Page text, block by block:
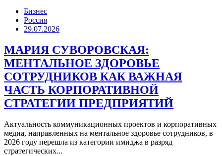
Бизнес
Россия
29.07.2026
МАРИЯ СУВОРОВСКАЯ:
МЕНТАЛЬНОЕ ЗДОРОВЬЕ
СОТРУДНИКОВ КАК ВАЖНАЯ
ЧАСТЬ КОРПОРАТИВНОЙ
СТРАТЕГИИ ПРЕДПРИЯТИЙ
Актуальность коммуникационных проектов и корпоративных
медиа, направленных на ментальное здоровье сотрудников, в
2026 году перешла из категории имиджа в разряд
стратегических...